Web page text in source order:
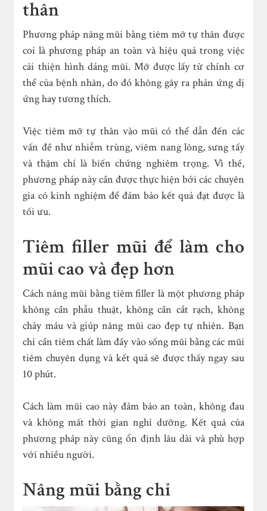
thân
Phương pháp nâng mũi bằng tiêm mỡ tự thân được
coi là phương pháp an toàn và hiệu quả trong việc
cải thiện hình dáng mũi. Mỡ được lấy từ chính cơ
thể của bệnh nhân, do đó không gây ra phản ứng dị
ứng hay tương thích.
Việc tiêm mỡ tự thân vào mũi có thể dẫn đến các
vấn đề như nhiễm trùng, viêm nang lông, sưng tấy
và thậm chí là biến chứng nghiêm trọng. Vì thế,
phương pháp này cần được thực hiện bởi các chuyên
gia có kinh nghiệm để đảm bảo kết quả đạt được là
tối ưu.
Tiêm filler mũi để làm cho
mũi cao và đẹp hơn
Cách nâng mũi bằng tiêm filler là một phương pháp
không cần phẫu thuật, không cần cắt rạch, không
chảy máu và giúp nâng mũi cao đẹp tự nhiên. Bạn
chỉ cần tiêm chất làm đầy vào sống mũi bằng các mũi
tiêm chuyên dụng và kết quả sẽ được thấy ngay sau
10 phút.
Cách làm mũi cao này đảm bảo an toàn, không đau
và không mất thời gian nghỉ dưỡng. Kết quả của
phương pháp này cũng ổn định lâu dài và phù hợp
với nhiều người.
Nâng mũi bằng chỉ